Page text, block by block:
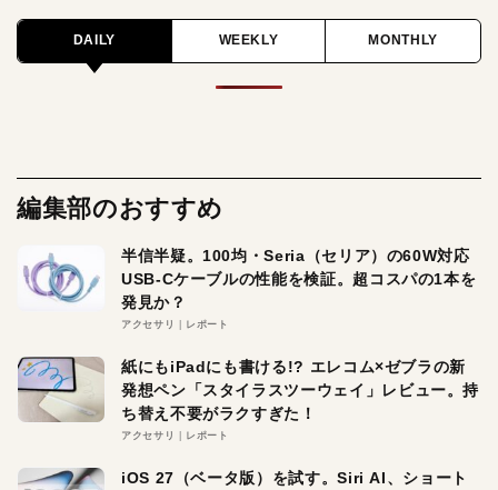
DAILY WEEKLY MONTHLY
編集部のおすすめ
半信半疑。100均・Seria（セリア）の60W対応
USB-Cケーブルの性能を検証。超コスパの1本を
発見か？
アクセサリ レポート
紙にもiPadにも書ける!? エレコム×ゼブラの新
発想ペン「スタイラスツーウェイ」レビュー。持
ち替え不要がラクすぎた！
アクセサリ レポート
iOS 27（ベータ版）を試す。Siri AI、ショート